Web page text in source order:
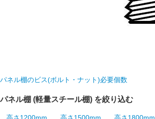
パネル棚のビス(ボルト・ナット)必要個数
パネル棚 (軽量スチール棚) を絞り込む